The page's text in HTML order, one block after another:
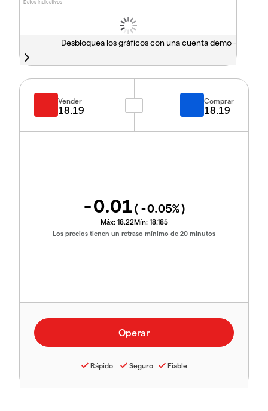
Datos indicativos
Desbloquea los gráficos con una cuenta demo -
Vender
18.19
Comprar
18.19
-0.01( -0.05%)
Máx: 18.22Mín: 18.185
Los precios tienen un retraso mínimo de 20 minutos
Rápido Seguro Fiable